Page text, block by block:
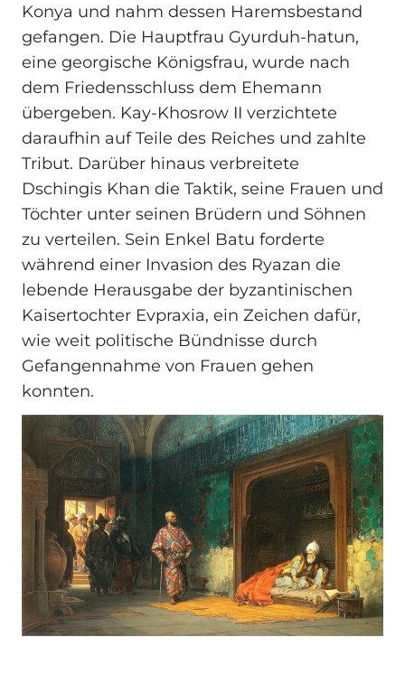
Konya und nahm dessen Haremsbestand
gefangen. Die Hauptfrau Gyurduh-hatun,
eine georgische Königsfrau, wurde nach
dem Friedensschluss dem Ehemann
übergeben. Kay-Khosrow II verzichtete
daraufhin auf Teile des Reiches und zahlte
Tribut. Darüber hinaus verbreitete
Dschingis Khan die Taktik, seine Frauen und
Töchter unter seinen Brüdern und Söhnen
zu verteilen. Sein Enkel Batu forderte
während einer Invasion des Ryazan die
lebende Herausgabe der byzantinischen
Kaisertochter Evpraxia, ein Zeichen dafür,
wie weit politische Bündnisse durch
Gefangennahme von Frauen gehen
konnten.